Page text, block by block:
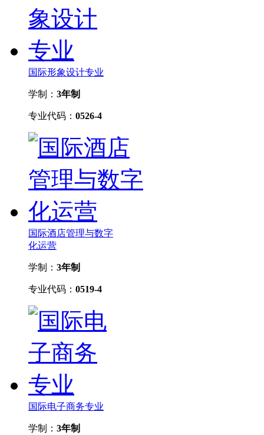
国际形象设计专业
学制： 3年制
专业代码： 0526-4
国际酒店管理与数字
化运营
学制： 3年制
专业代码： 0519-4
国际电子商务专业
学制： 3年制